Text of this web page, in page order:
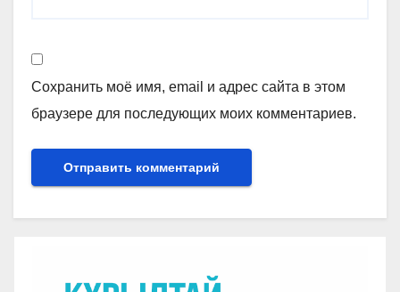
Сохранить моё имя, email и адрес сайта в этом
браузере для последующих моих комментариев.